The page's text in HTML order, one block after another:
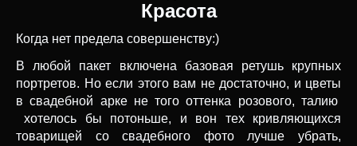
Красота
Когда нет предела совершенству:)
В любой пакет включена базовая ретушь крупных
портретов. Но если этого вам не достаточно, и цветы
в свадебной арке не того оттенка розового, талию
хотелось бы потоньше, и вон тех кривляющихся
товарищей со свадебного фото лучше убрать,